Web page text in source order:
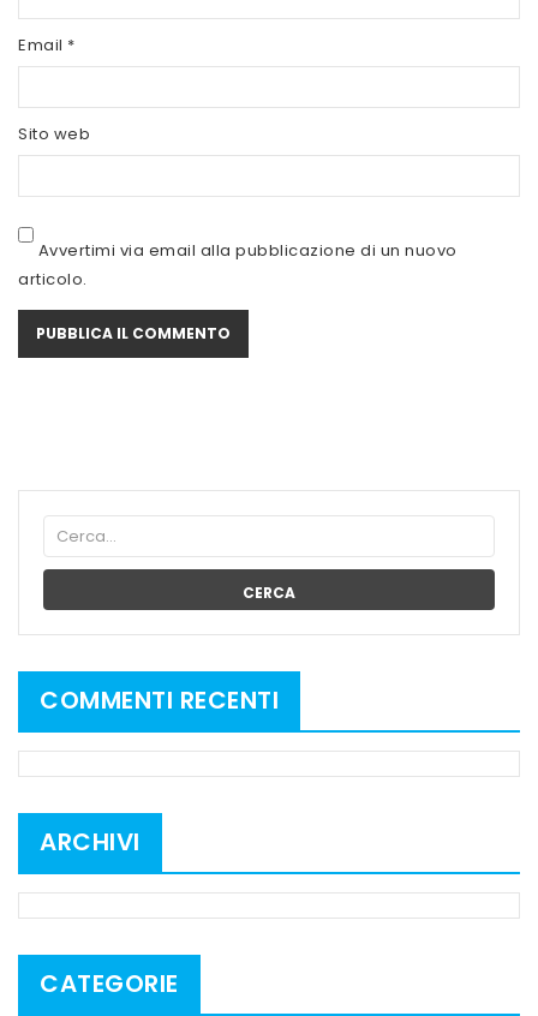
SEVEN NUTRITION
SYFORM
VOLCHEM
WHY NATURE
WHY SPORT
Email *
Sito web
Avvertimi via email alla pubblicazione di un nuovo
articolo.
CERCA
COMMENTI RECENTI
ARCHIVI
CATEGORIE